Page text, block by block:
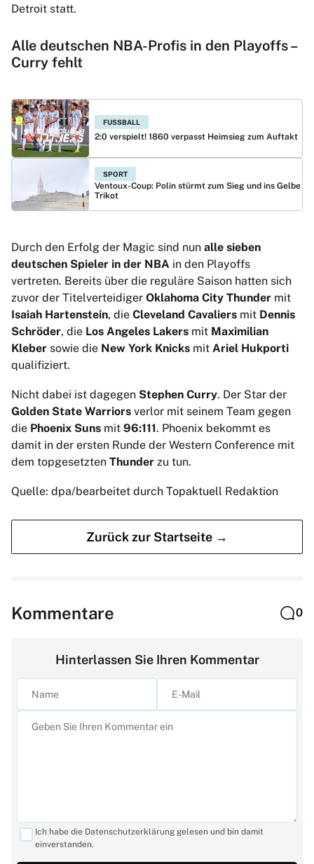
Detroit statt.
Alle deutschen NBA-Profis in den Playoffs –
Curry fehlt
FUSSBALL
2:0 verspielt! 1860 verpasst Heimsieg zum Auftakt
SPORT
Ventoux-Coup: Polin stürmt zum Sieg und ins Gelbe
Trikot
Durch den Erfolg der Magic sind nun alle sieben
deutschen Spieler in der NBA in den Playoffs
vertreten. Bereits über die reguläre Saison hatten sich
zuvor der Titelverteidiger Oklahoma City Thunder mit
Isaiah Hartenstein, die Cleveland Cavaliers mit Dennis
Schröder, die Los Angeles Lakers mit Maximilian
Kleber sowie die New York Knicks mit Ariel Hukporti
qualifiziert.
Nicht dabei ist dagegen Stephen Curry. Der Star der
Golden State Warriors verlor mit seinem Team gegen
die Phoenix Suns mit 96:111. Phoenix bekommt es
damit in der ersten Runde der Western Conference mit
dem topgesetzten Thunder zu tun.
Quelle: dpa/bearbeitet durch Topaktuell Redaktion
Zurück zur Startseite →
Kommentare 0
Hinterlassen Sie Ihren Kommentar
Ich habe die Datenschutzerklärung gelesen und bin damit
einverstanden.